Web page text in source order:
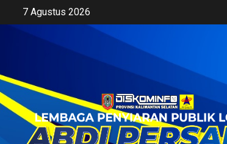
content
7 Agustus 2026